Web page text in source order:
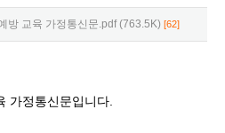
방 교육 가정통신문.pdf (763.5K) [62]
가정통신문입니다.